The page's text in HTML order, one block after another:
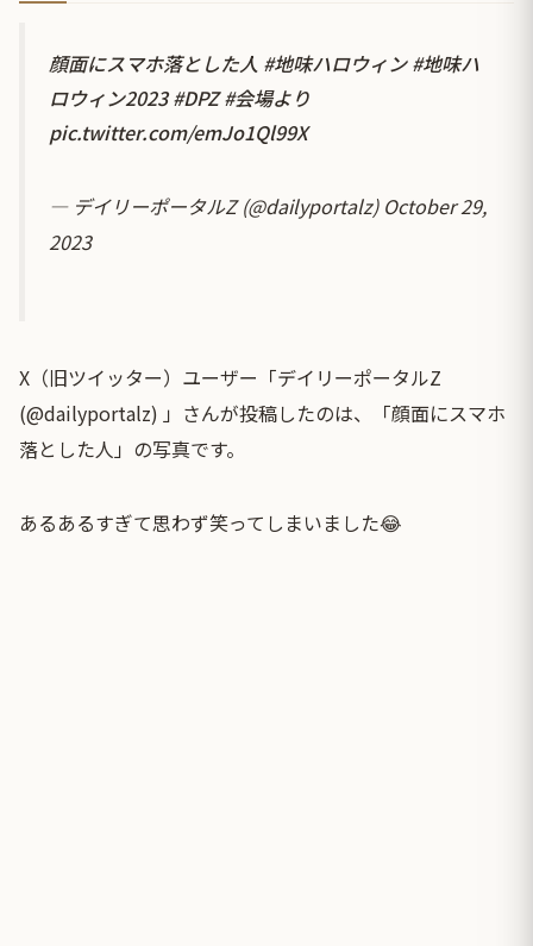
顔面にスマホ落とした人 #地味ハロウィン #地味ハ
ロウィン2023 #DPZ #会場より
pic.twitter.com/emJo1Ql99X
— デイリーポータルZ (@dailyportalz) October 29,
2023
X（旧ツイッター）ユーザー「デイリーポータルZ
(@dailyportalz) 」さんが投稿したのは、「顔面にスマホ
落とした人」の写真です。
あるあるすぎて思わず笑ってしまいました😂